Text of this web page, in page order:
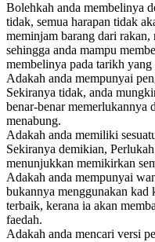
Bolehkah anda membelinya
tidak, semua harapan tidak
meminjam barang dari
sehingga anda mampu
membelinya pada tarikh yang
Adakah anda mempunyai
Sekiranya tidak, anda
benar-benar memerlukannya
menabung.
Adakah anda memiliki
Sekiranya demikian,
menunjukkan memikirkan
Adakah anda mempunyai
bukannya menggunakan kad
terbaik, kerana ia akan
faedah.
Adakah anda mencari versi